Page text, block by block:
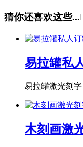
猜你还喜欢这些...
易拉罐私
易拉罐激光刻
木刻画激